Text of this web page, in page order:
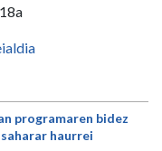
programaren bidez
haurrei